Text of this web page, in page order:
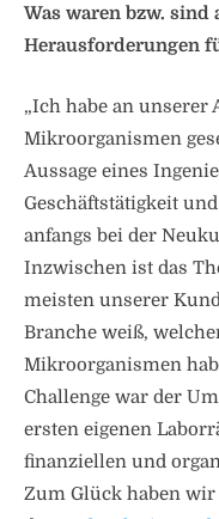
Was waren bzw.
Herausforderungen
„Ich habe an unserer
Mikroorganismen
Aussage eines
Geschäftstätigkeit
anfangs bei der
Inzwischen ist das
meisten unserer
Branche weiß,
Mikroorganismen
Challenge war der
ersten eigenen
finanziellen und
Zum Glück haben